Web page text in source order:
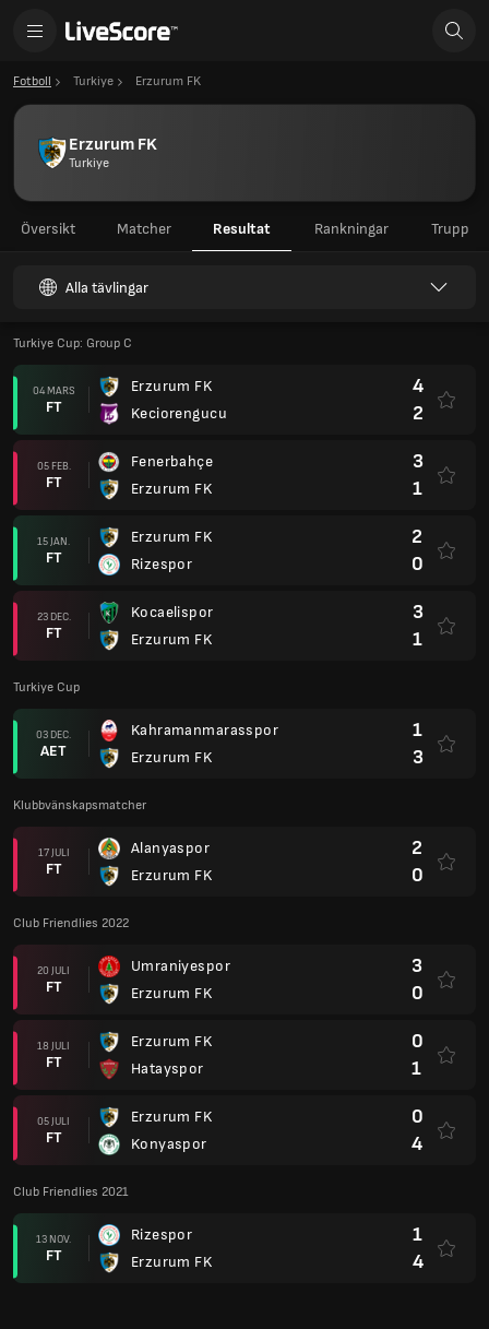
Fotboll Turkiye Erzurum FK
Erzurum FK
Turkiye
Översikt Matcher Resultat Rankningar Trupp
Alla tävlingar
Turkiye Cup: Group C
04 MARS
FT
Erzurum FK
Keciorengucu
4
2
05 FEB.
FT
Fenerbahçe
Erzurum FK
3
1
15 JAN.
FT
Erzurum FK
Rizespor
2
0
23 DEC.
FT
Kocaelispor
Erzurum FK
3
1
Turkiye Cup
03 DEC.
AET
Kahramanmarasspor
Erzurum FK
1
3
Klubbvänskapsmatcher
17 JULI
FT
Alanyaspor
Erzurum FK
2
0
Club Friendlies 2022
20 JULI
FT
Umraniyespor
Erzurum FK
3
0
18 JULI
FT
Erzurum FK
Hatayspor
0
1
05 JULI
FT
Erzurum FK
Konyaspor
0
4
Club Friendlies 2021
13 NOV.
FT
Rizespor
Erzurum FK
1
4